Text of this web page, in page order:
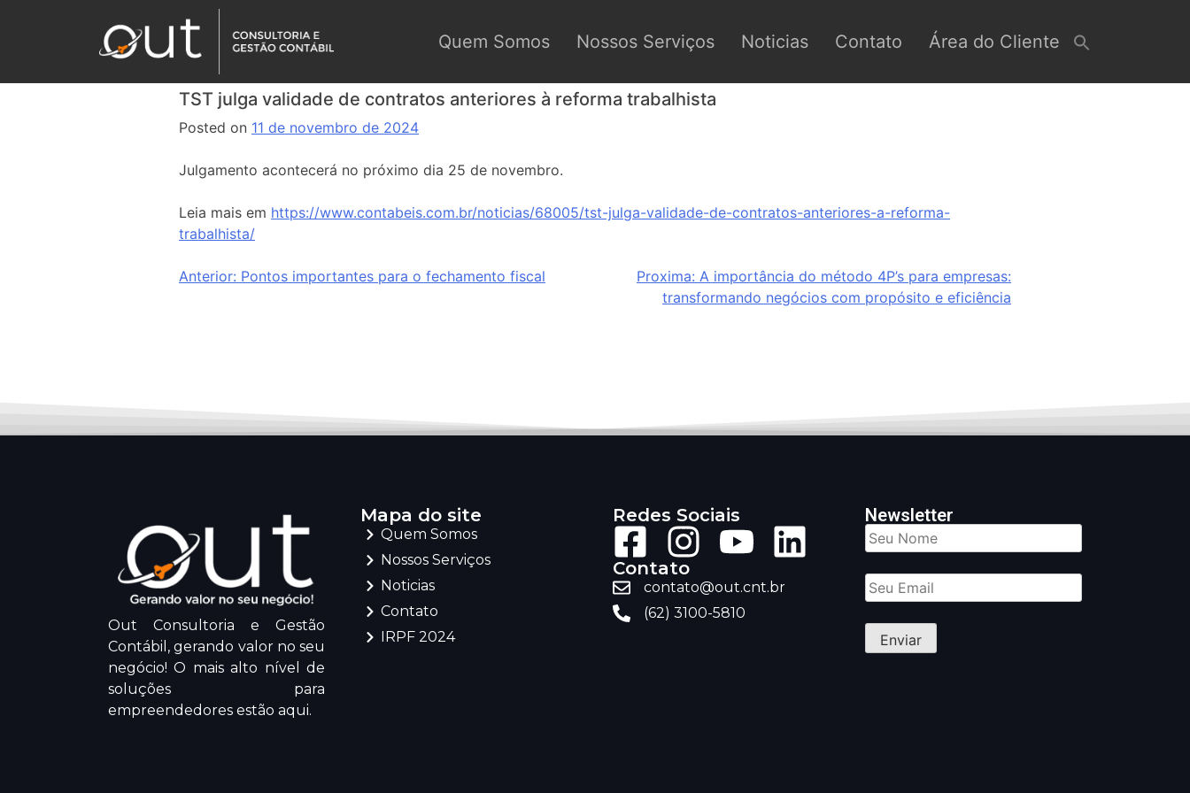
Quem Somos Nossos Serviços Noticias Contato Área do Cliente
TST julga validade de contratos anteriores à reforma trabalhista
Posted on 11 de novembro de 2024
Julgamento acontecerá no próximo dia 25 de novembro.
Leia mais em https://www.contabeis.com.br/noticias/68005/tst-julga-validade-de-contratos-anteriores-a-reforma-
trabalhista/
Anterior: Pontos importantes para o fechamento fiscal Proxima: A importância do método 4P’s para empresas:
transformando negócios com propósito e eficiência
Out Consultoria e Gestão
Contábil, gerando valor no seu
negócio! O mais alto nível de
soluções para
empreendedores estão aqui.
Mapa do site
Quem Somos
Nossos Serviços
Noticias
Contato
IRPF 2024
Redes Sociais
Contato
contato@out.cnt.br
(62) 3100-5810
Newsletter